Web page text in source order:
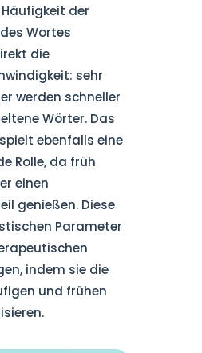
Häufigkeit der
Wortes
die
sehr
werden schneller
Wörter. Das
ebenfalls eine
Rolle, da früh
einen
genießen. Diese
Parameter
indem sie die
und frühen